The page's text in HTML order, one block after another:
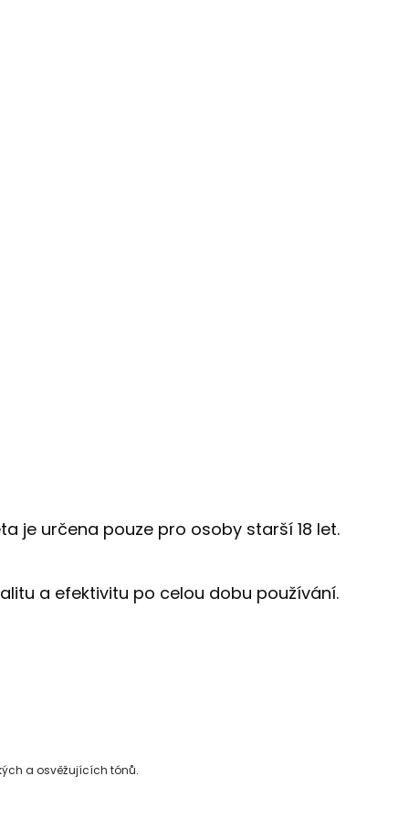
je určena pouze pro osoby starší 18 let.
a efektivitu po celou dobu používání.
a osvěžujících tónů.